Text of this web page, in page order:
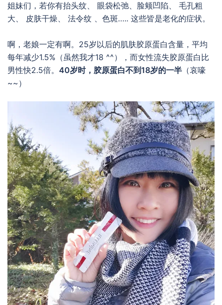
姐妹们，若你有抬头纹、 眼袋松弛、脸颊凹陷、 毛孔粗
大、 皮肤干燥、 法令纹 、色斑….. 这些皆是老化的症状。
啊，老娘一定有啊。25岁以后的肌肤胶原蛋白含量，平均
每年减少1.5%（虽然我才18 ^^），而女性流失胶原蛋白比
男性快2.5倍。 40岁时，胶原蛋白不到18岁的一半 （哀嚎
~~）